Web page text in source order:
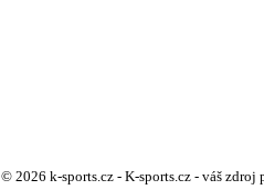
© 2026 k-sports.cz - K-sports.cz - váš